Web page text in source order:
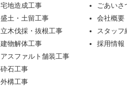
宅地造成工事
盛土・土留工事
立木伐採・抜根工事
建物解体工事
アスファルト舗装工事
砕石工事
外構工事
ごあいさ
会社概要
スタッフ
採用情報